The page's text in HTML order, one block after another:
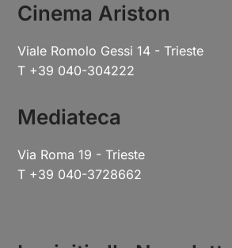
Cinema Ariston
Viale Romolo Gessi 14 - Trieste
T +39 040-304222
Mediateca
Via Roma 19 - Trieste
T +39 040-3728662